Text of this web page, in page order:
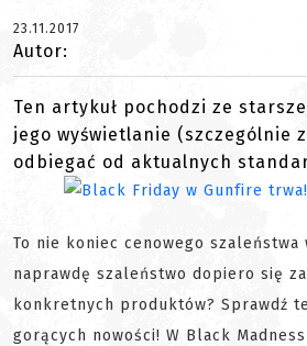
23.11.2017
Autor:
Ten artykuł pochodzi ze
jego wyświetlanie (szczególnie
odbiegać od aktualnych
To nie koniec cenowego szaleństwa
naprawdę szaleństwo dopiero się
konkretnych produktów? Sprawdź
gorących nowości! W Black